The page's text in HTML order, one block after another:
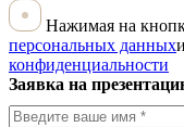
Нажимая на
персональных данных
конфиденциальности
Заявка на